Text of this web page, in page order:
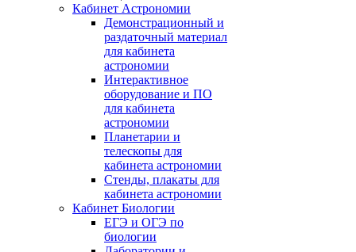
Кабинет Астрономии
Демонстрационный и
раздаточный материал
для кабинета
астрономии
Интерактивное
оборудование и ПО
для кабинета
астрономии
Планетарии и
телескопы для
кабинета астрономии
Стенды, плакаты для
кабинета астрономии
Кабинет Биологии
ЕГЭ и ОГЭ по
биологии